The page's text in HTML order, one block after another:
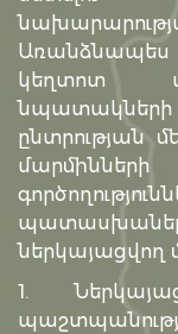
կեղտոտ
նպատակների
ընտրության
ներկայացվող
1.